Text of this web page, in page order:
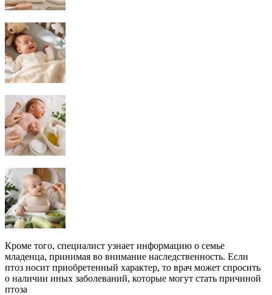
Кроме того, специалист узнает информацию о семье
младенца, принимая во внимание наследственность. Если
птоз носит приобретенный характер, то врач может спросить
о наличии иных заболеваний, которые могут стать причиной
птоза